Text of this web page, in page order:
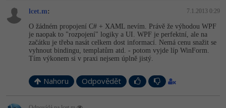
Best practices
Databázový analytik
Copywriter
WordPress specialista
Návrh SW -80%
-41%
Umělá inteligence (AI) -10%
lcet.m: 7.1.2013 0:29
O žádném propojení C# + XAML nevím. Právě že výhodou WPF
je naopak to "rozpojení" logiky a UI. WPF je perfektní, ale na
začátku je třeba nasát celkem dost informací. Nemá cenu snažit se
vyhnout bindingu, templatům atd. - potom vyjde líp WinForm.
Tím výkonem si v praxi nejsem úplně jistý.
Nahoru Odpovědět